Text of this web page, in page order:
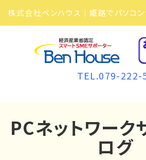
TEL.079-222-
PCネットワーク
ログ